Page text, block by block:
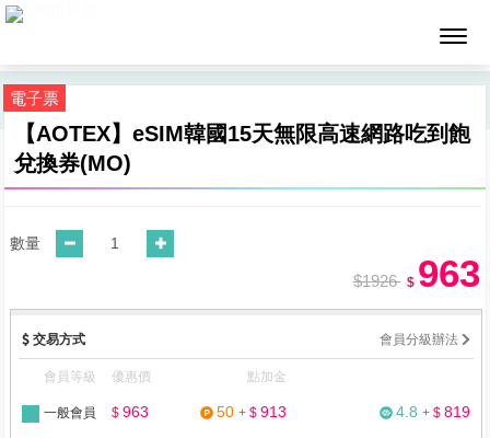
墨攻網路科技
電子票
【AOTEX】eSIM韓國15天無限高速網路吃到飽
兌換券(MO)
數量
$1926 $ 963
交易方式 會員分級辦法
會員等級 優惠價 點加金
一般會員 $ 963 50 + $ 913 4.8 + $ 819